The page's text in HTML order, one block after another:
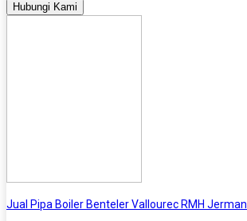
Hubungi Kami
Jual Pipa Boiler Benteler Vallourec RMH Jerman